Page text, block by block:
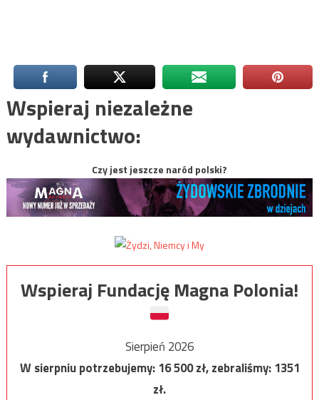
Wspieraj niezależne
wydawnictwo:
Czy jest jeszcze naród polski?
Wspieraj Fundację Magna Polonia!
Sierpień 2026
W sierpniu potrzebujemy:16 500zł, zebraliśmy:1351
zł.